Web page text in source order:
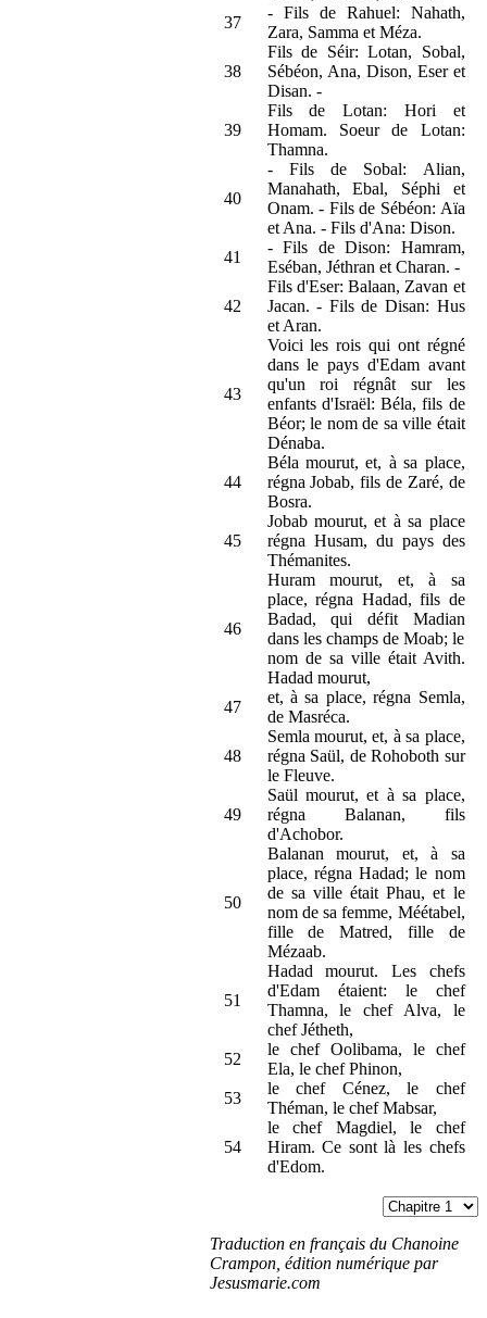
37
- Fils de Rahuel: Nahath,
Zara, Samma et Méza.
38
Fils de Séir: Lotan, Sobal,
Sébéon, Ana, Dison, Eser et
Disan. -
39
Fils de Lotan: Hori et
Homam. Soeur de Lotan:
Thamna.
40
- Fils de Sobal: Alian,
Manahath, Ebal, Séphi et
Onam. - Fils de Sébéon: Aïa
et Ana. - Fils d'Ana: Dison.
41
- Fils de Dison: Hamram,
Eséban, Jéthran et Charan. -
42
Fils d'Eser: Balaan, Zavan et
Jacan. - Fils de Disan: Hus
et Aran.
43
Voici les rois qui ont régné
dans le pays d'Edam avant
qu'un roi régnât sur les
enfants d'Israël: Béla, fils de
Béor; le nom de sa ville était
Dénaba.
44
Béla mourut, et, à sa place,
régna Jobab, fils de Zaré, de
Bosra.
45
Jobab mourut, et à sa place
régna Husam, du pays des
Thémanites.
46
Huram mourut, et, à sa
place, régna Hadad, fils de
Badad, qui défit Madian
dans les champs de Moab; le
nom de sa ville était Avith.
Hadad mourut,
47
et, à sa place, régna Semla,
de Masréca.
48
Semla mourut, et, à sa place,
régna Saül, de Rohoboth sur
le Fleuve.
49
Saül mourut, et à sa place,
régna Balanan, fils
d'Achobor.
50
Balanan mourut, et, à sa
place, régna Hadad; le nom
de sa ville était Phau, et le
nom de sa femme, Méétabel,
fille de Matred, fille de
Mézaab.
51
Hadad mourut. Les chefs
d'Edam étaient: le chef
Thamna, le chef Alva, le
chef Jétheth,
52
le chef Oolibama, le chef
Ela, le chef Phinon,
53
le chef Cénez, le chef
Théman, le chef Mabsar,
54
le chef Magdiel, le chef
Hiram. Ce sont là les chefs
d'Edom.
Traduction en français du Chanoine
Crampon, édition numérique par
Jesusmarie.com